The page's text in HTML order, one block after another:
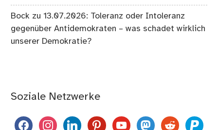
Bock zu13.07.2026: Toleranz oder Intoleranz
gegenüber Antidemokraten – was schadet wirklich
unserer Demokratie?
Soziale Netzwerke
facebookinstagramlinkedinpinterestyoutubemastodon
reddit paypal